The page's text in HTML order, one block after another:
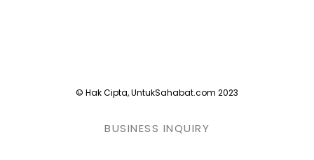
© Hak Cipta, UntukSahabat.com 2023
BUSINESS INQUIRY